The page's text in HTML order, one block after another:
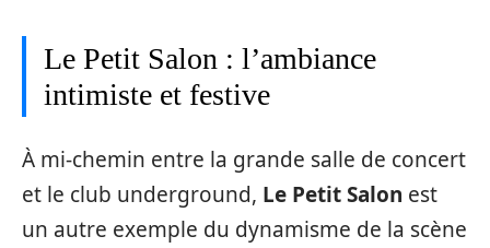
Le Petit Salon : l’ambiance
intimiste et festive
À mi-chemin entre la grande salle de concert
et le club underground, Le Petit Salon est
un autre exemple du dynamisme de la scène